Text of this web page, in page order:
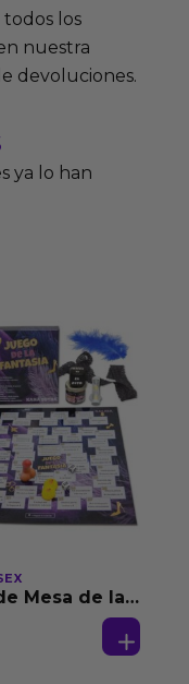
los
nuestra
devoluciones.
ya lo han
Mesa de las